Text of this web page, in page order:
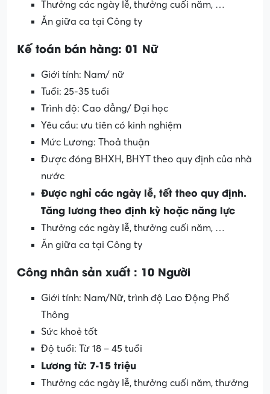
Thưởng các ngày lễ, thưởng cuối năm, …
Ăn giữa ca tại Công ty
Kế toán bán hàng: 01 Nữ
Giới tính: Nam/ nữ
Tuổi: 25-35 tuổi
Trình độ: Cao đẳng/ Đại học
Yêu cầu: ưu tiên có kinh nghiệm
Mức Lương: Thoả thuận
Được đóng BHXH, BHYT theo quy định của nhà
nước
Được nghỉ các ngày lễ, tết theo quy định.
Tăng lương theo định kỳ hoặc năng lực
Thưởng các ngày lễ, thưởng cuối năm, …
Ăn giữa ca tại Công ty
Công nhân sản xuất : 10 Người
Giới tính: Nam/Nữ, trình độ Lao Động Phổ
Thông
Sức khoẻ tốt
Độ tuổi: Từ 18 – 45 tuổi
Lương từ: 7-15 triệu
Thưởng các ngày lễ, thưởng cuối năm, thưởng